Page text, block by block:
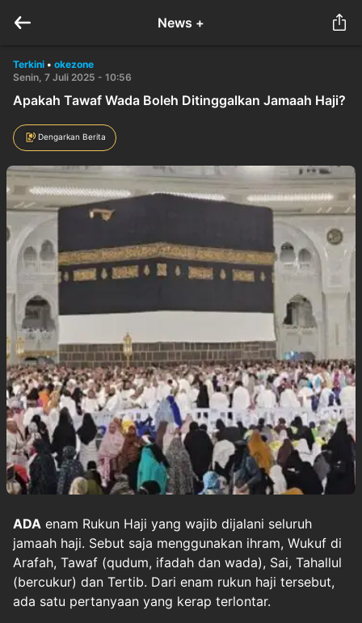
News +
Terkini • okezone
Senin, 7 Juli 2025 - 10:56
Apakah Tawaf Wada Boleh Ditinggalkan Jamaah Haji?
Dengarkan Berita
ADA enam Rukun Haji yang wajib dijalani seluruh
jamaah haji. Sebut saja menggunakan ihram, Wukuf di
Arafah, Tawaf (qudum, ifadah dan wada), Sai, Tahallul
(bercukur) dan Tertib. Dari enam rukun haji tersebut,
ada satu pertanyaan yang kerap terlontar.